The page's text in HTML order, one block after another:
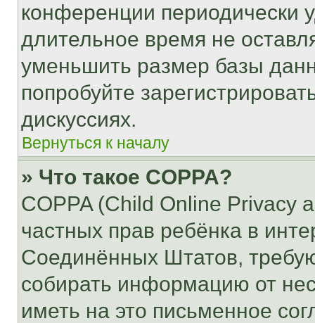
конференции периодически
длительное время не
уменьшить размер базы
попробуйте
дискуссиях.
Вернуться к началу
» Что такое COPPA?
COPPA (Child Online Privacy
частных прав ребёнка в
Соединённых Штатов,
собирать информацию от
иметь на это письменное